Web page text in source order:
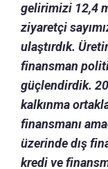
gelirimizi 12,4
ziyaretçi
ulaştırdık.
finansman
güçlendirdik.
kalkınma
finansmanı
üzerinde dış
kredi ve